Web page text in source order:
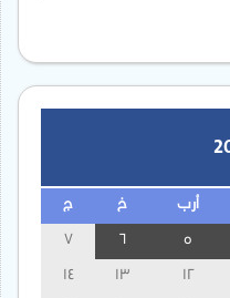
أرب خ ج
13
14